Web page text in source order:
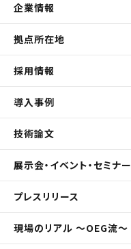
企業情報
拠点所在地
採用情報
導入事例
技術論文
展示会・イベント・セミナー
プレスリリース
現場のリアル ～OEG流～